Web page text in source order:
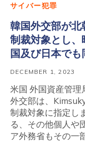
サイバー犯罪
韓国外交部が北
制裁対象とし
国及び日本で
DECEMBER 1, 2023
米国 外国資産管理
外交部は、
制裁対象に指定し
る、その他個人や
ア外務省もその一